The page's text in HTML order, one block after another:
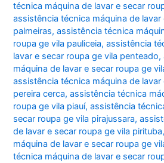
técnica máquina de lavar e secar
assistência técnica máquina de lavar
palmeiras,assistência técnica
roupa ge vila pauliceia,assistência
lavar e secar roupa ge vila penteado,
máquina de lavar e secar roupa ge
assistência técnica máquina de lavar
pereira cerca,assistência técnica
roupa ge vila piauí,assistência
secar roupa ge vila pirajussara,
de lavar e secar roupa ge vila pirituba
máquina de lavar e secar roupa ge
técnica máquina de lavar e secar